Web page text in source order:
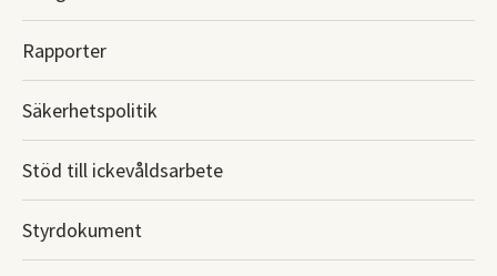
Rapporter
Säkerhetspolitik
Stöd till ickevåldsarbete
Styrdokument